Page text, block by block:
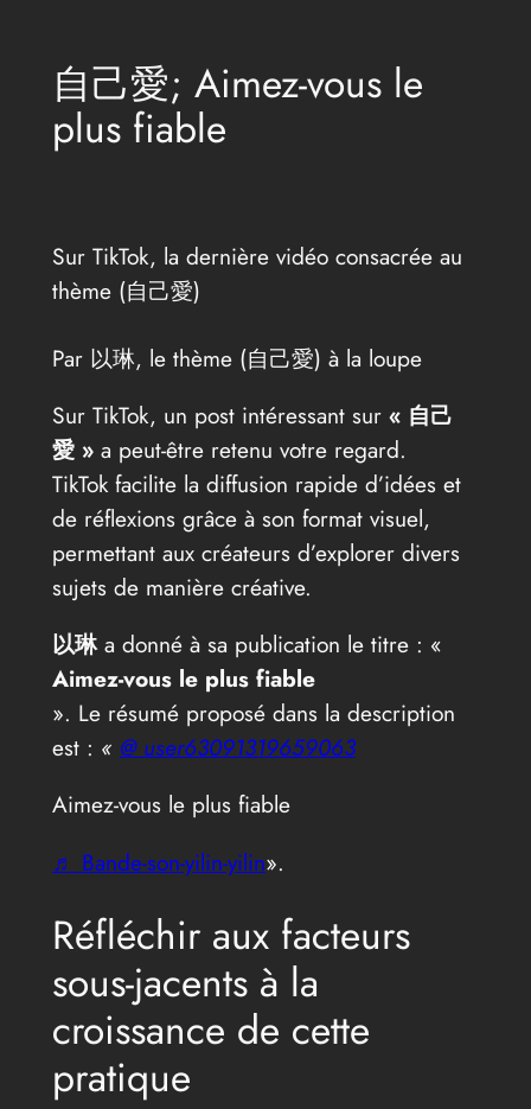
自己愛; Aimez-vous le
plus fiable
Sur TikTok, la dernière vidéo consacrée au
thème (自己愛)
Par 以琳, le thème (自己愛) à la loupe
Sur TikTok, un post intéressant sur « 自己
愛 »a peut-être retenu votre regard.
TikTok facilite la diffusion rapide d’idées et
de réflexions grâce à son format visuel,
permettant aux créateurs d’explorer divers
sujets de manière créative.
以琳a donné à sa publication le titre : «
Aimez-vous le plus fiable
». Le résumé proposé dans la description
est : « @ user63091319659063
Aimez-vous le plus fiable
♬ Bande-son-yilin-yilin».
Réfléchir aux facteurs
sous-jacents à la
croissance de cette
pratique